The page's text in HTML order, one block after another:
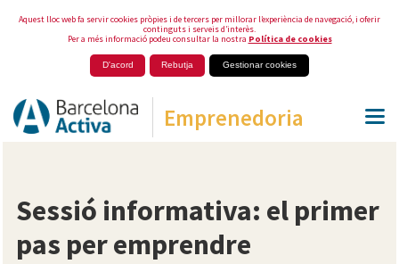
Aquest lloc web fa servir cookies pròpies i de tercers per millorar l’experiència de navegació, i oferir
continguts i serveis d’interès.
Per a més informació podeu consultar la nostra Política de cookies
D'acord Rebutja Gestionar cookies
Emprenedoria
Sessió informativa: el primer
pas per emprendre